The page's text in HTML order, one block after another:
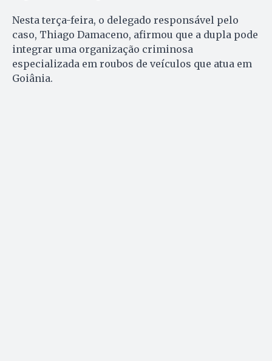
Nesta terça-feira, o delegado responsável pelo
caso, Thiago Damaceno, afirmou que a dupla pode
integrar uma organização criminosa
especializada em roubos de veículos que atua em
Goiânia.